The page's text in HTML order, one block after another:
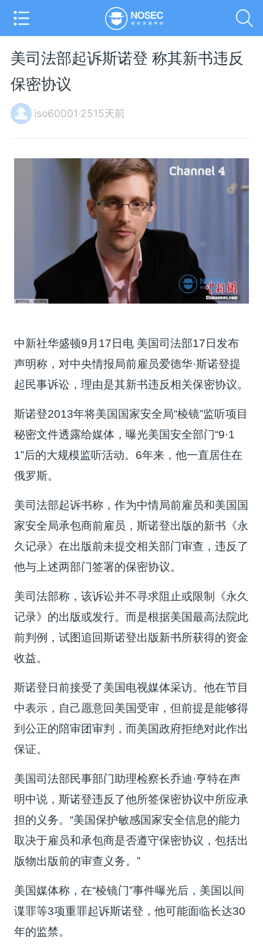
美司法部起诉斯诺登 称其新书违反
保密协议
iso60001·2515天前
中新社华盛顿9月17日电 美国司法部17日发布
声明称，对中央情报局前雇员爱德华·斯诺登提
起民事诉讼，理由是其新书违反相关保密协议。
斯诺登2013年将美国国家安全局“棱镜”监听项目
秘密文件透露给媒体，曝光美国安全部门“9·1
1”后的大规模监听活动。6年来，他一直居住在
俄罗斯。
美司法部起诉书称，作为中情局前雇员和美国国
家安全局承包商前雇员，斯诺登出版的新书《永
久记录》在出版前未提交相关部门审查，违反了
他与上述两部门签署的保密协议。
美司法部称，该诉讼并不寻求阻止或限制《永久
记录》的出版或发行。而是根据美国最高法院此
前判例，试图追回斯诺登出版新书所获得的资金
收益。
斯诺登日前接受了美国电视媒体采访。他在节目
中表示，自己愿意回美国受审，但前提是能够得
到公正的陪审团审判，而美国政府拒绝对此作出
保证。
美国司法部民事部门助理检察长乔迪·亨特在声
明中说，斯诺登违反了他所签保密协议中所应承
担的义务。“美国保护敏感国家安全信息的能力
取决于雇员和承包商是否遵守保密协议，包括出
版物出版前的审查义务。”
美国媒体称，在“棱镜门”事件曝光后，美国以间
谍罪等3项重罪起诉斯诺登，他可能面临长达30
年的监禁。